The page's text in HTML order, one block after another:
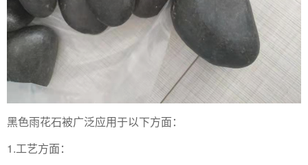
黑色雨花石被广泛应用于以下方面：
1.工艺方面：